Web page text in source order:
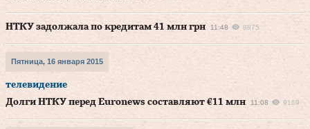
НТКУ задолжала по кредитам 41 млн грн 11:48 8875
Пятница, 16 января 2015
телевидение
Долги НТКУ перед Euronews составляют €11 млн
11:08 9169